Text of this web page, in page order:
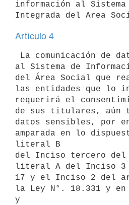
información al
Artículo 4
al Sistema de
del Área Social que
las entidades que lo
requerirá el
de sus titulares, aún
datos sensibles, por
amparada en lo
literal B
del Inciso tercero
literal A del Inciso
17 y el Inciso 2 del
la Ley N°. 18.331 y
y